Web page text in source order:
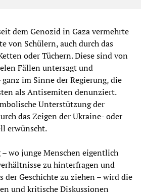
dem Genozid in Gaza vermehrte
von Schülern, auch durch das
oder Tüchern. Diese sind von
Fällen untersagt und
im Sinne der Regierung, die
als Antisemiten denunziert.
Unterstützung der
das Zeigen der Ukraine- oder
erwünscht.
wo junge Menschen eigentlich
zu hinterfragen und
der Geschichte zu ziehen – wird die
und kritische Diskussionen